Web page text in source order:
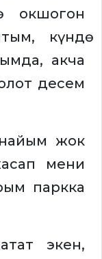
окшогон
күндө
акча
десем
жок
мени
паркка
экен,